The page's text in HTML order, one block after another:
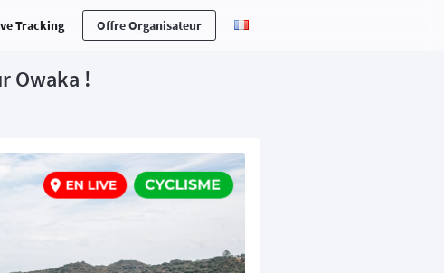
Tracking Offre Organisateur
Owaka !